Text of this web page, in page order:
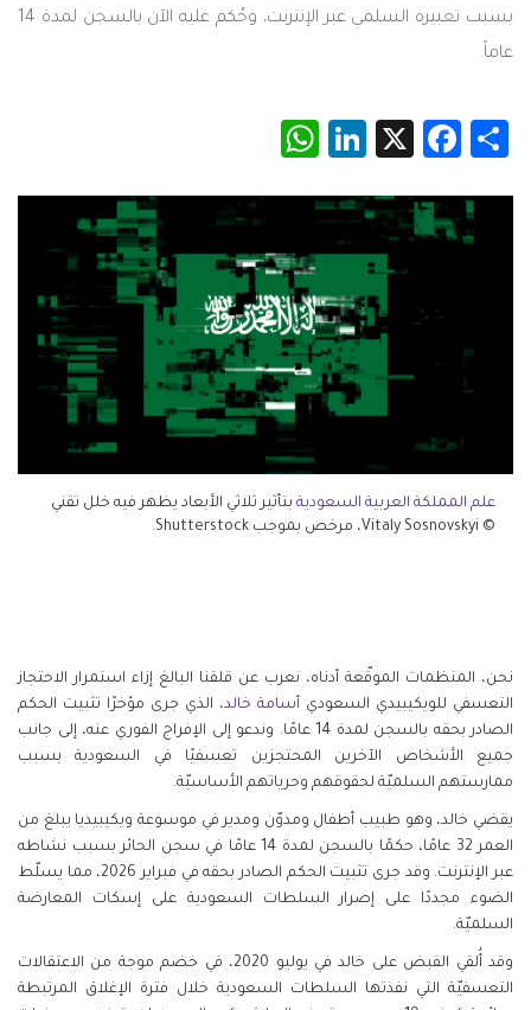
بسبب تعبيره السلمي عبر الإنترنت، وحُكم عليه الآن بالسجن لمدة 14
عاماً.
Share
Facebook
X
LinkedIn
علم المملكة العربية السعودية بتأثير ثلاثي الأبعاد يظهر فيه خلل تقني
© Vitaly Sosnovskyi، مرخص بموجب Shutterstock.
نحن، المنظمات الموقّعة أدناه، نعرب عن قلقنا البالغ إزاء استمرار الاحتجاز
التعسفي للويكيبيدي السعودي أسامة خالد، الذي جرى مؤخرًا تثبيت الحكم
الصادر بحقه بالسجن لمدة 14 عامًا. وندعو إلى الإفراج الفوري عنه، إلى جانب
جميع الأشخاص الآخرين المحتجزين تعسفيًا في السعودية بسبب
ممارستهم السلميّة لحقوقهم وحرياتهم الأساسيّة.
يقضي خالد، وهو طبيب أطفال ومدوّن ومدير في موسوعة ويكيبيديا يبلغ من
العمر 32 عامًا، حكمًا بالسجن لمدة 14 عامًا في سجن الحائر بسبب نشاطه
عبر الإنترنت. وقد جرى تثبيت الحكم الصادر بحقه في فبراير 2026، مما يسلّط
الضوء مجددًا على إصرار السلطات السعودية على إسكات المعارضة
السلميّة.
وقد أُلقي القبض على خالد في يوليو 2020، في خضم موجة من الاعتقالات
التعسفيّة التي نفذتها السلطات السعودية خلال فترة الإغلاق المرتبطة